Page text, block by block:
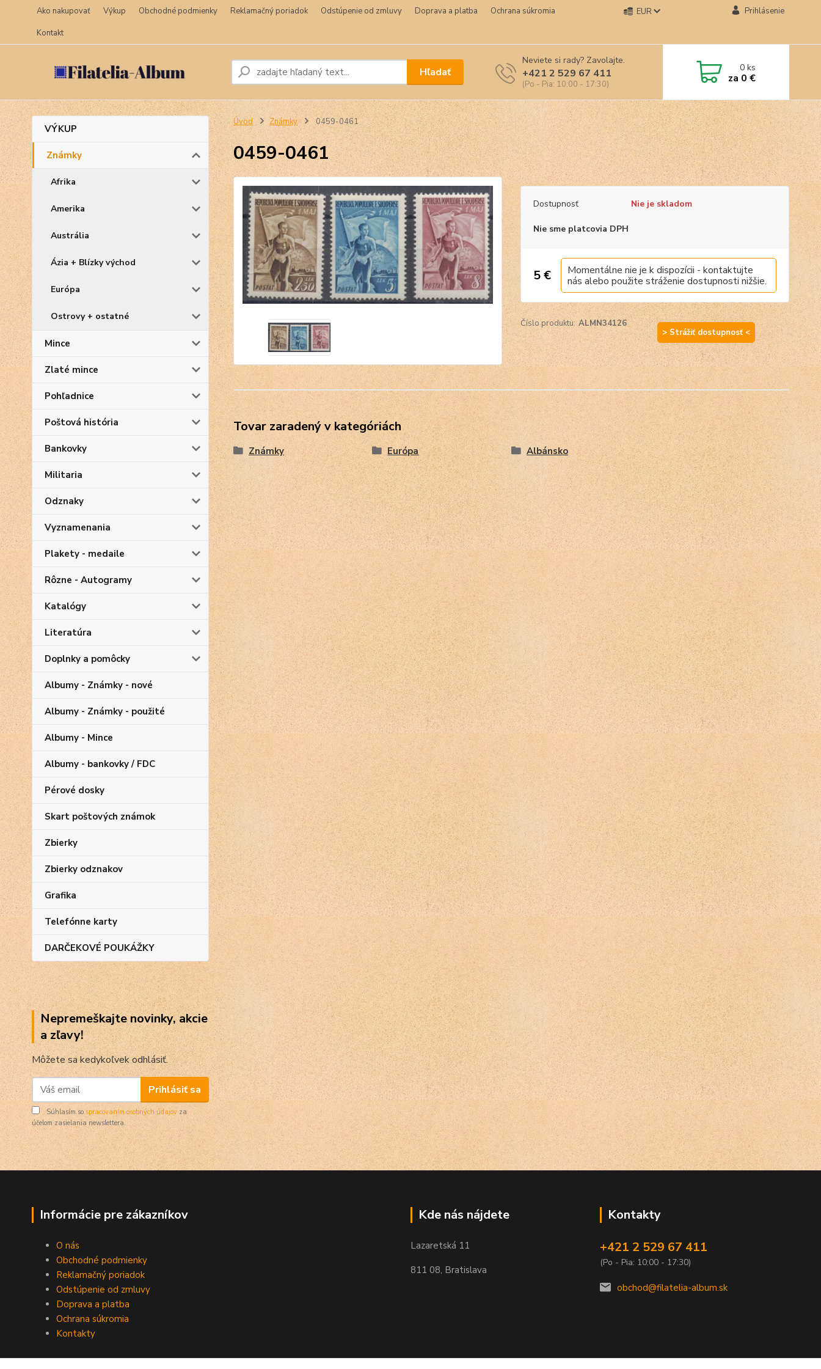
Ako nakupovať Výkup Obchodné podmienky Reklamačný poriadok Odstúpenie od zmluvy Doprava a platba
Ochrana súkromia
Kontakt
EUR Prihlásenie
Hľadať
Neviete si rady? Zavolajte.
+421 2 529 67 411
(Po - Pia: 10:00 - 17:30)
0ks
za 0 €
VÝKUP
Známky
Afrika
Amerika
Austrália
Ázia + Blízky východ
Európa
Ostrovy + ostatné
Mince
Zlaté mince
Pohľadnice
Poštová história
Bankovky
Militaria
Odznaky
Vyznamenania
Plakety - medaile
Rôzne - Autogramy
Katalógy
Literatúra
Doplnky a pomôcky
Albumy - Známky - nové
Albumy - Známky - použité
Albumy - Mince
Albumy - bankovky / FDC
Pérové dosky
Skart poštových známok
Zbierky
Zbierky odznakov
Grafika
Telefónne karty
DARČEKOVÉ POUKÁŽKY
Nepremeškajte novinky, akcie
a zľavy!
Môžete sa kedykoľvek odhlásiť.
Prihlásiť sa
Súhlasím so spracovaním osobných údajov za
účelom zasielania newslettera.
Úvod Známky 0459-0461
0459-0461
Dostupnosť Nie je skladom
Nie sme platcovia DPH
5 €
Momentálne nie je k dispozícii - kontaktujte
nás alebo použite stráženie dostupnosti nižšie.
Číslo produktu: ALMN34126
> Strážiť dostupnosť <
Tovar zaradený v kategóriách
Známky Európa Albánsko
Informácie pre zákazníkov
O nás
Obchodné podmienky
Reklamačný poriadok
Odstúpenie od zmluvy
Doprava a platba
Ochrana súkromia
Kontakty
Kde nás nájdete
Lazaretská 11
811 08, Bratislava
Kontakty
+421 2 529 67 411
(Po - Pia: 10:00 - 17:30)
obchod@filatelia-album.sk